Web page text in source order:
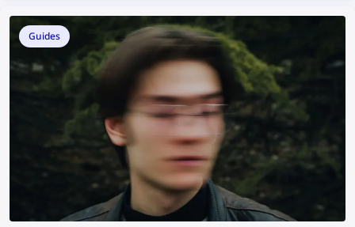
d’auteur en tant que membre de la communauté
YouTube ?
Guides